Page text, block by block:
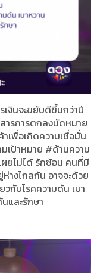
เงินจะขยับดีขึ้นกว่าปี
ารการตกลงนัดหมาย
เพื่อเกิดความเชื่อมั่น
มเป้าหมาย #ด้านความ
ผยไม่ได้ รักซ้อน คนที่มี
างไกลกัน อาจจะด้วย
กับโรคความดัน เบา
และรักษา